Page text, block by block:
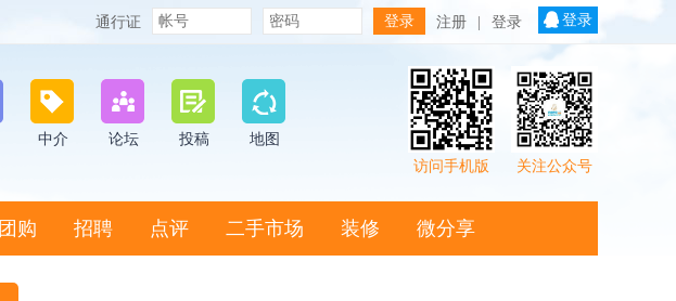
通行证 注册 登录 登录
中介 论坛 投稿
地图
关注公众号
访问手机版
团购 招聘 点评 二手市场 装修 微分享